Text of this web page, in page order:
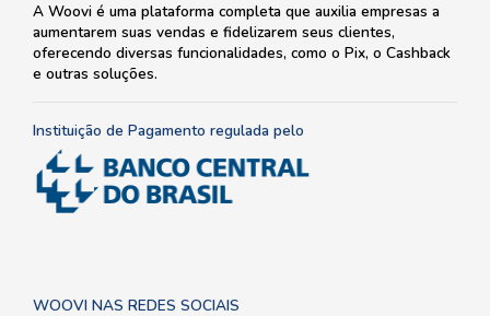
A Woovi é uma plataforma completa que auxilia empresas a
aumentarem suas vendas e fidelizarem seus clientes,
oferecendo diversas funcionalidades, como o Pix, o Cashback
e outras soluções.
Instituição de Pagamento regulada pelo
WOOVI NAS REDES SOCIAIS